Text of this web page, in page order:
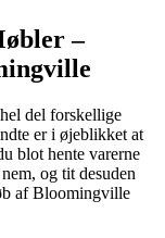
–
del forskellige
er i øjeblikket at
blot hente varerne
og tit desuden
af Bloomingville